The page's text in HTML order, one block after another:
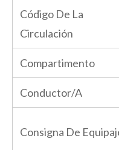
Código De La
Circulación
Compartimento
Conductor/A
Consigna De